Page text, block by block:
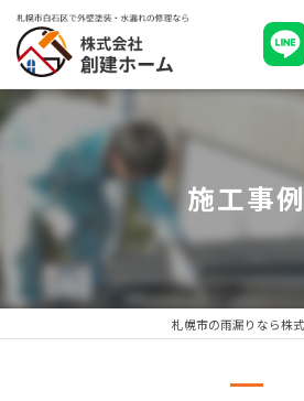
施工事例
札幌市の雨漏りなら株